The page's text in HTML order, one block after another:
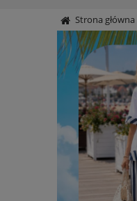
Strona główna